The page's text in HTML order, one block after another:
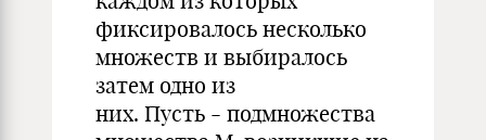
фиксировалось несколько
множеств и выбиралось
затем одно из
них. Пусть - подмножества